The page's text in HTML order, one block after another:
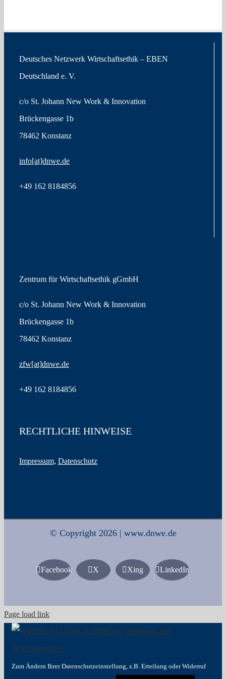
Deutsches Netzwerk Wirtschaftsethik – EBEN
Deutschland e. V.
c/o St. Johann New Work & Innovation
Brückengasse 1b
78462 Konstanz
info[at]dnwe.de
+49 162 8184856
Zentrum für Wirtschaftsethik gGmbH
c/o St. Johann New Work & Innovation
Brückengasse 1b
78462 Konstanz
zfw[at]dnwe.de
+49 162 8184856
RECHTLICHE HINWEISE
Impressum, Datenschutz
© Copyright 2026 | www.dnwe.de
Facebook X Xing LinkedIn
Page load link
Zum Ändern Ihrer Datenschutzeinstellung, z.B. Erteilung oder Widerruf